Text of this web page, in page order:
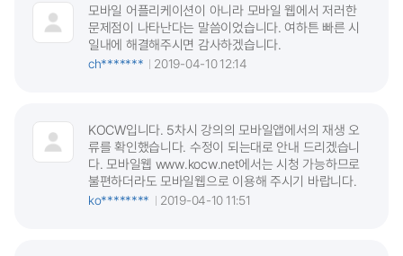
모바일 어플리케이션이 아니라 모바일 웹에서 저러한
문제점이 나타난다는 말씀이었습니다. 여하튼 빠른 시
일내에 해결해주시면 감사하겠습니다.
ch*******
2019-04-10 12:14
KOCW입니다. 5차시 강의의 모바일앱에서의 재생 오
류를 확인했습니다. 수정이 되는대로 안내 드리겠습니
다. 모바일웹 www.kocw.net에서는 시청 가능하므로
불편하더라도 모바일웹으로 이용해 주시기 바랍니다.
ko********
2019-04-10 11:51